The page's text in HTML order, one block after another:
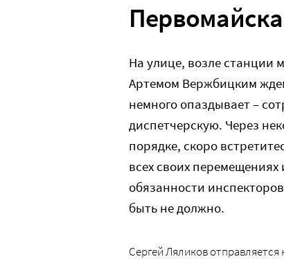
На улице, возле станции
Артемом Вержбицким
немного опаздывает –
диспетчерскую. Через
порядке, скоро
всех своих перемещениях
обязанности
быть не должно.
Сергей Ляликов отправляется